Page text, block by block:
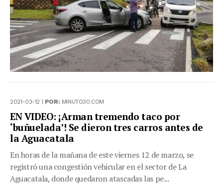
2021-03-12 | POR: MINUTO30.COM
EN VIDEO: ¡Arman tremendo taco por
‘buñuelada’! Se dieron tres carros antes de
la Aguacatala
En horas de la mañana de este viernes 12 de marzo, se
registró una congestión vehicular en el sector de La
Aguacatala, donde quedaron atascadas las pe...